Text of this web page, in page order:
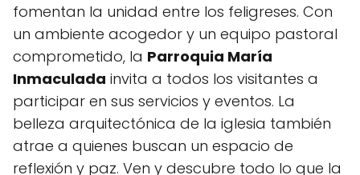
fomentan la unidad entre los feligreses. Con
un ambiente acogedor y un equipo pastoral
comprometido, la Parroquia María
Inmaculada invita a todos los visitantes a
participar en sus servicios y eventos. La
belleza arquitectónica de la iglesia también
atrae a quienes buscan un espacio de
reflexión y paz. Ven y descubre todo lo que la